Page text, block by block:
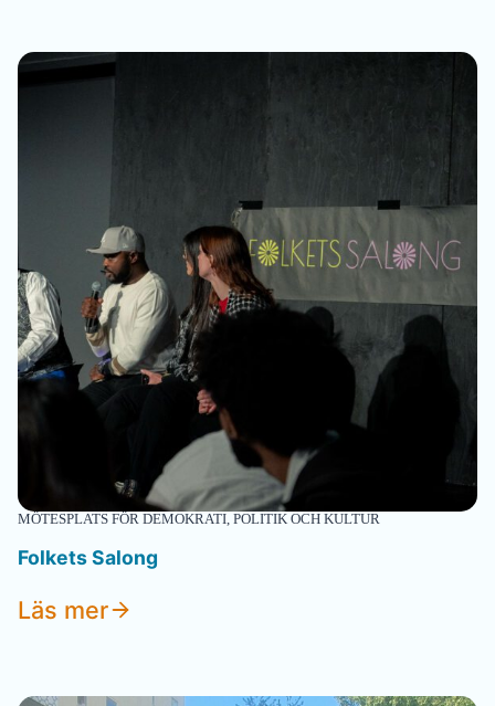
MÖTESPLATS FÖR DEMOKRATI, POLITIK OCH KULTUR
Folkets Salong
Läs mer